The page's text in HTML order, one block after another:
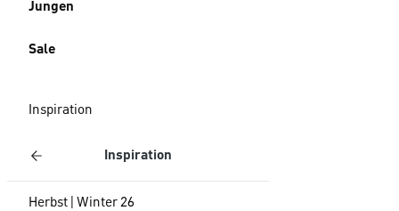
Jungen
Sale
Inspiration
Inspiration
Herbst | Winter 26